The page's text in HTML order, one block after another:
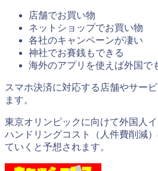
店舗でお買い物
ネットショップでお買い物
各社のキャンペーンが凄い
神社でお賽銭もできる
海外のアプリを使えば外国で
スマホ決済に対応する店舗やサー
ます。
東京オリンピックに向けて外国人
ハンドリングコスト（人件費削減
ていくと予想されます。